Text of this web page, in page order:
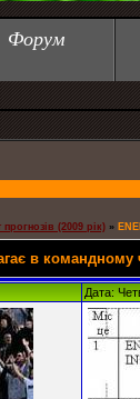
Форум
прогнозів (2009 рік) »
в командному
Дата: